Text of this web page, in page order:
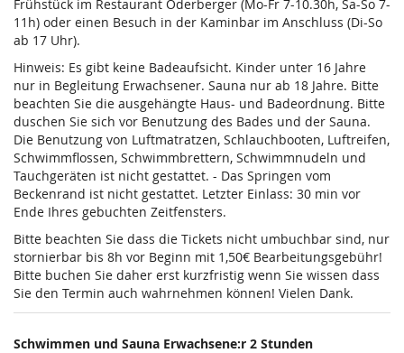
Frühstück im Restaurant Oderberger (Mo-Fr 7-10.30h, Sa-So 7-
11h) oder einen Besuch in der Kaminbar im Anschluss (Di-So
ab 17 Uhr).
Hinweis: Es gibt keine Badeaufsicht. Kinder unter 16 Jahre
nur in Begleitung Erwachsener. Sauna nur ab 18 Jahre. Bitte
beachten Sie die ausgehängte Haus- und Badeordnung. Bitte
duschen Sie sich vor Benutzung des Bades und der Sauna.
Die Benutzung von Luftmatratzen, Schlauchbooten, Luftreifen,
Schwimmflossen, Schwimmbrettern, Schwimmnudeln und
Tauchgeräten ist nicht gestattet. - Das Springen vom
Beckenrand ist nicht gestattet. Letzter Einlass: 30 min vor
Ende Ihres gebuchten Zeitfensters.
Bitte beachten Sie dass die Tickets nicht umbuchbar sind, nur
stornierbar bis 8h vor Beginn mit 1,50€ Bearbeitungsgebühr!
Bitte buchen Sie daher erst kurzfristig wenn Sie wissen dass
Sie den Termin auch wahrnehmen können! Vielen Dank.
Schwimmen und Sauna Erwachsene:r 2 Stunden